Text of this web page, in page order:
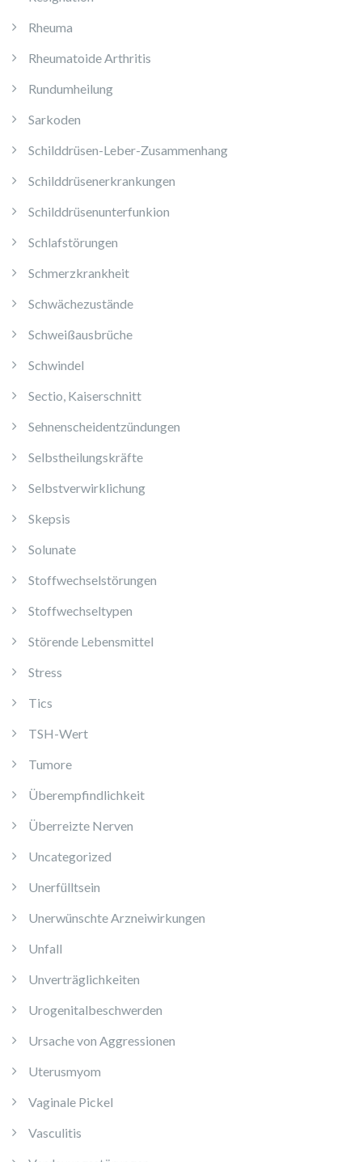
Rheuma
Rheumatoide Arthritis
Rundumheilung
Sarkoden
Schilddrüsen-Leber-Zusammenhang
Schilddrüsenerkrankungen
Schilddrüsenunterfunkion
Schlafstörungen
Schmerzkrankheit
Schwächezustände
Schweißausbrüche
Schwindel
Sectio, Kaiserschnitt
Sehnenscheidentzündungen
Selbstheilungskräfte
Selbstverwirklichung
Skepsis
Solunate
Stoffwechselstörungen
Stoffwechseltypen
Störende Lebensmittel
Stress
Tics
TSH-Wert
Tumore
Überempfindlichkeit
Überreizte Nerven
Uncategorized
Unerfülltsein
Unerwünschte Arzneiwirkungen
Unfall
Unverträglichkeiten
Urogenitalbeschwerden
Ursache von Aggressionen
Uterusmyom
Vaginale Pickel
Vasculitis